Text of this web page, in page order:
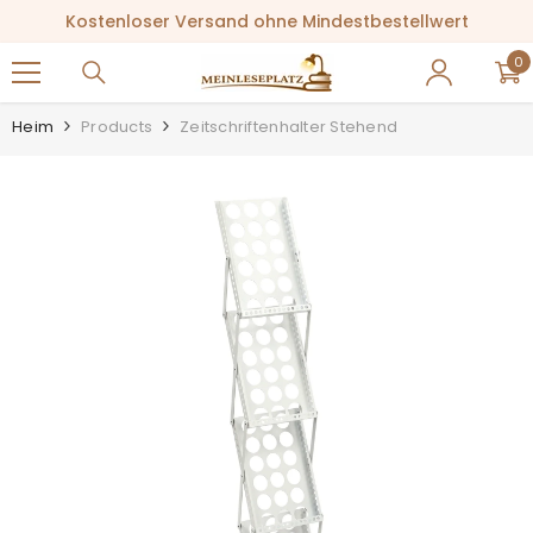
Kostenloser Versand ohne Mindestbestellwert
0
0
Heim Products Zeitschriftenhalter Stehend